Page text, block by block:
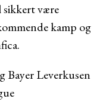
sikkert være
kamp og
Bayer Leverkusen